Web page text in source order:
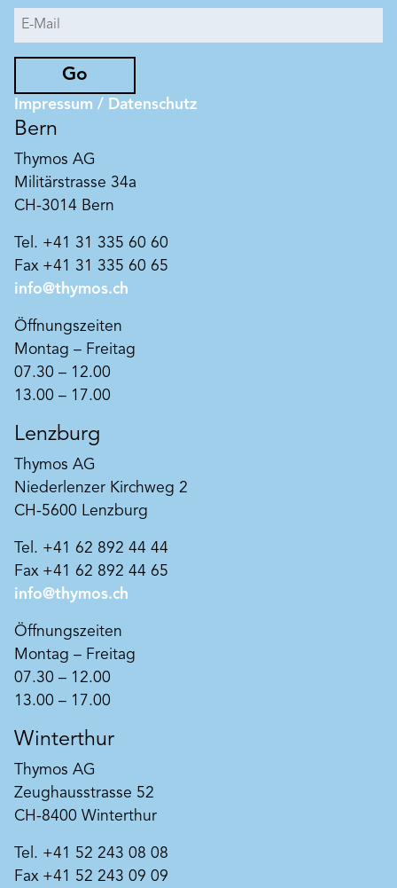
Art. Nr. BK210
Beeckosil fein
Basis von reinem Wasserglas für höchste
Verkieselungsaktivität. Extrem
beständig.
Produkt merken
Art. Nr. CB10065
Zero4 Kalkfeinputz 0.4mm
Klassischer, natürlicher Kalkfeinputz in 168
lieferbar. Einfacher Auftrag in ein bis zwei
Schichten. Ergibt eine glatte
hochatmungsaktive Oberfläche. Einfach in 1
bis 2 Schichten zu verarbeiten. Korngrösse
0.4mm. Der tuchmatte Finish verleiht der
Bausubstanz eine klassisch-edle Note und eine
lichtechten Mineralpigmente sorgen für
harmonische Farbigkeit fernab der plakativen
Buntheit organischer Synthesepigmente.
Go
Impressum / Datenschutz
Bern
Thymos AG
Militärstrasse 34a
CH-3014 Bern
Tel. +41 31 335 60 60
Fax +41 31 335 60 65
info@thymos.ch
Öffnungszeiten
Montag – Freitag
07.30 – 12.00
13.00 – 17.00
Lenzburg
Thymos AG
Niederlenzer Kirchweg 2
CH-5600 Lenzburg
Tel. +41 62 892 44 44
Fax +41 62 892 44 65
info@thymos.ch
Öffnungszeiten
Montag – Freitag
07.30 – 12.00
13.00 – 17.00
Winterthur
Thymos AG
Zeughausstrasse 52
CH-8400 Winterthur
Tel. +41 52 243 08 08
Fax +41 52 243 09 09